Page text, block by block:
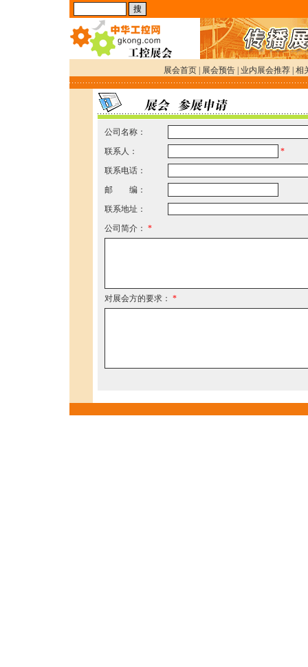
展会首页 展会预告 业内展会推荐 相
公司名称：
联系人：
*
联系电话：
邮 编：
联系地址：
公司简介： *
对展会方的要求： *